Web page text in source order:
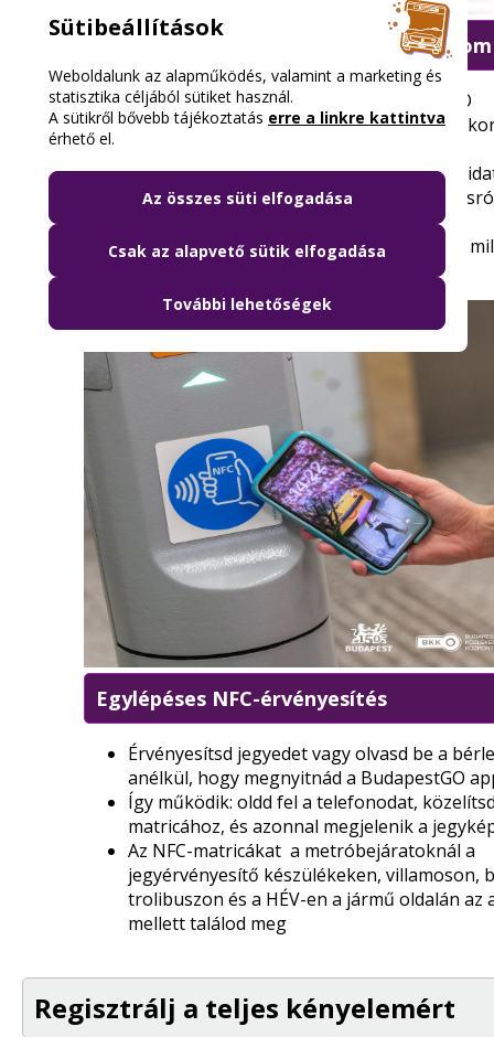
Azonnal szólunk, ha változik a forgalom
A BudapestGO-ba integráltuk a BKK INFO
alkalmazást, hogy már az
Könnyen elmentheted a kedvenc
járataidat, hogy minden lényeges
Beállíthatod, melyik vonalról, megállóról,
Egylépéses NFC-érvényesítés
Érvényesítsd jegyedet vagy olvasd be a
anélkül, hogy megnyitnád a BudapestGO
Így működik: oldd fel a telefonodat,
matricához, és azonnal megjelenik a
Az NFC-matricákat a metróbejáratoknál a
jegyérvényesítő készülékeken, villamoson,
trolibuszon és a HÉV-en a jármű oldalán az
mellett találod meg
Regisztrálj a teljes kényelemért
Sütibeállítások
Weboldalunk az alapműködés, valamint a marketing és
statisztika céljából sütiket használ.
A sütikről bővebb tájékoztatás erre a linkre kattintva
érhető el.
Az összes süti elfogadása
Csak az alapvető sütik elfogadása
További lehetőségek